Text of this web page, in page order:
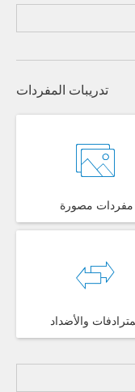
تدريبات المفردات
مفردات مصورة
والأضداد